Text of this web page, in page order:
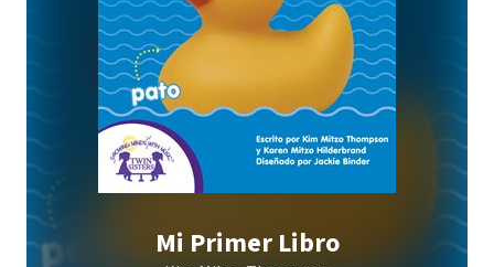
Mi Primer Libro